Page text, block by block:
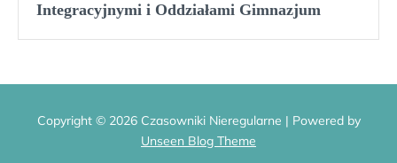
Integracyjnymi i Oddziałami Gimnazjum
Copyright © 2026 Czasowniki Nieregularne | Powered by
Unseen Blog Theme